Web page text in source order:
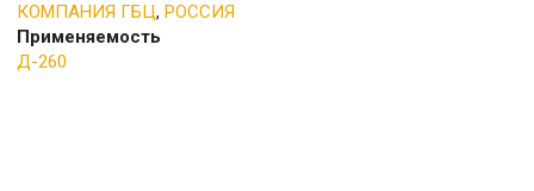
КОМПАНИЯ ГБЦ, РОССИЯ
Применяемость
Д-260